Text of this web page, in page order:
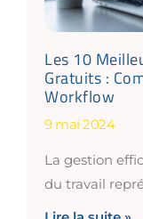
Les 10
Gratuits :
Workflow
9 mai 2024
La gestion
du travail